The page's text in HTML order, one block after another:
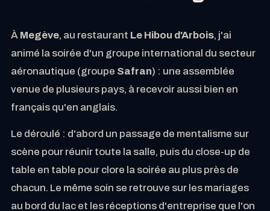
À Megève, au restaurant Le Hibou d'Arbois, j'ai
animé la soirée d'un groupe international du secteur
aéronautique (groupe Safran) : une assemblée
venue de plusieurs pays, à recevoir aussi bien en
français qu'en anglais.
Le déroulé : d'abord un passage de mentalisme sur
scène pour réunir toute la salle, puis du close-up de
table en table pour clore la soirée au plus près de
chacun. Le même soin se retrouve sur les mariages
au bord du lac et les réceptions d'entreprise que l'on